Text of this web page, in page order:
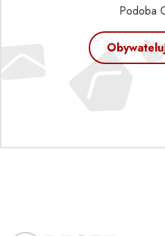
Podoba